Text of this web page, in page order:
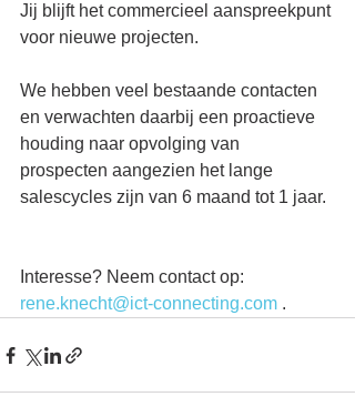
Jij blijft het commercieel aanspreekpunt
voor nieuwe projecten.
We hebben veel bestaande contacten
en verwachten daarbij een proactieve
houding naar opvolging van
prospecten aangezien het lange
salescycles zijn van 6 maand tot 1 jaar.
Interesse? Neem contact op:
rene.knecht@ict-connecting.com .